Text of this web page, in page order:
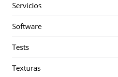
Servicios
Software
Tests
Texturas